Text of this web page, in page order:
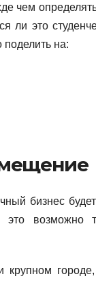
чем
ли это
на:
бизнес
возможно